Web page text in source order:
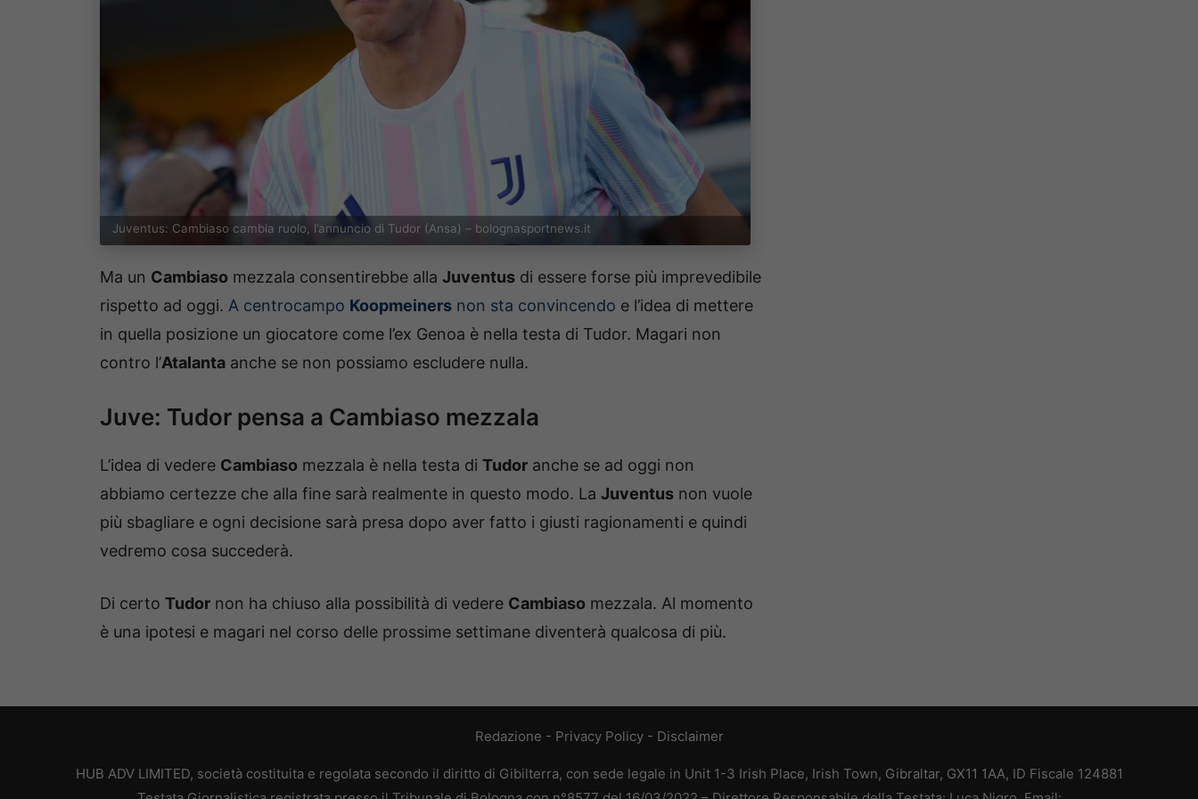
Juventus: Cambiaso cambia ruolo, l’annuncio di Tudor (Ansa) – bolognasportnews.it
Ma un Cambiaso mezzala consentirebbe alla Juventus di essere forse più imprevedibile
rispetto ad oggi. A centrocampo Koopmeiners non sta convincendo e l’idea di mettere
in quella posizione un giocatore come l’ex Genoa è nella testa di Tudor. Magari non
contro l’Atalanta anche se non possiamo escludere nulla.
Juve: Tudor pensa a Cambiaso mezzala
L’idea di vedere Cambiaso mezzala è nella testa di Tudor anche se ad oggi non
abbiamo certezze che alla fine sarà realmente in questo modo. La Juventus non vuole
più sbagliare e ogni decisione sarà presa dopo aver fatto i giusti ragionamenti e quindi
vedremo cosa succederà.
Di certo Tudor non ha chiuso alla possibilità di vedere Cambiaso mezzala. Al momento
è una ipotesi e magari nel corso delle prossime settimane diventerà qualcosa di più.
Redazione - Privacy Policy- Disclaimer
HUB ADV LIMITED, società costituita e regolata secondo il diritto di Gibilterra, con sede legale in Unit 1-3 Irish Place, Irish Town, Gibraltar, GX11 1AA, ID Fiscale 124881